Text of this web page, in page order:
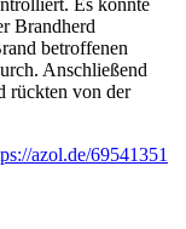
Brandherd
betroffenen
Anschließend
rückten von der
azol.de/69541351